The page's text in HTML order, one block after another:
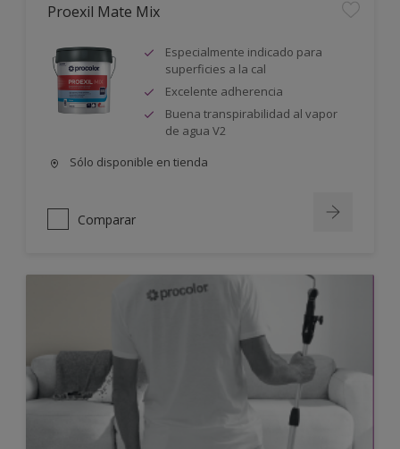
Proexil Mate Mix
Especialmente indicado para
superficies a la cal
Excelente adherencia
Buena transpirabilidad al vapor
de agua V2
Sólo disponible en tienda
Comparar